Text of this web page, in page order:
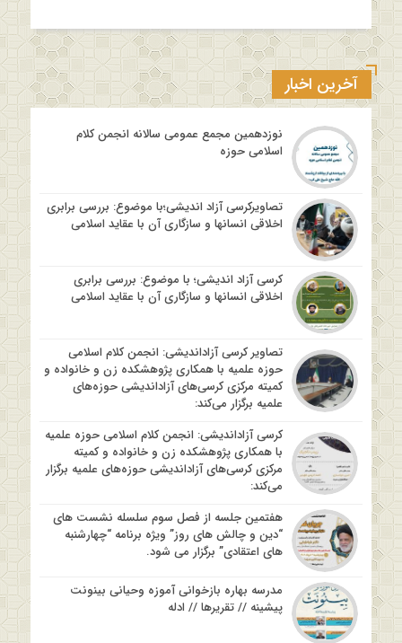
آخرین اخبار
نوزدهمین مجمع عمومی سالانه انجمن کلام
اسلامی حوزه
تصاویرکرسی آزاد اندیشی؛با موضوع: بررسی برابری
اخلاقی انسانها و سازگاری آن با عقاید اسلامی
کرسی آزاد اندیشی؛ با موضوع: بررسی برابری
اخلاقی انسانها و سازگاری آن با عقاید اسلامی
تصاویر کرسی آزاداندیشی: انجمن کلام اسلامی
حوزه علمیه با همکاری پژوهشکده زن و خانواده و
کمیته مرکزی کرسی‌های آزاداندیشی حوزه‌های
علمیه برگزار می‌کند:
کرسی آزاداندیشی: انجمن کلام اسلامی حوزه علمیه
با همکاری پژوهشکده زن و خانواده و کمیته
مرکزی کرسی‌های آزاداندیشی حوزه‌های علمیه برگزار
می‌کند:
هفتمین جلسه از فصل سوم سلسله نشست های
“دین و چالش های روز” ویژه برنامه “چهارشنبه
های اعتقادی” برگزار می شود.
مدرسه بهاره بازخوانی آموزه وحیانی بینونت
پیشینه // تقریرها // ادله